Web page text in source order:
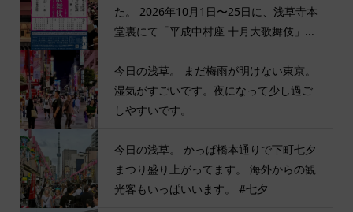
た。 2026年10月1日〜25日に、浅草寺本
堂裏にて「平成中村座 十月大歌舞伎」...
今日の浅草。 まだ梅雨が明けない東京。
湿気がすごいです。夜になって少し過ご
しやすいです。
今日の浅草。 かっぱ橋本通りで下町七夕
まつり盛り上がってます。 海外からの観
光客もいっぱいいます。 #七夕